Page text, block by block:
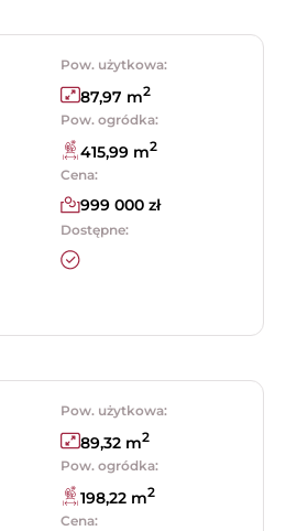
Pow. użytkowa:
87,97 m2
Pow. ogródka:
415,99 m2
Cena:
999 000 zł
Dostępne:
Pow. użytkowa:
89,32 m2
Pow. ogródka:
198,22 m2
Cena: